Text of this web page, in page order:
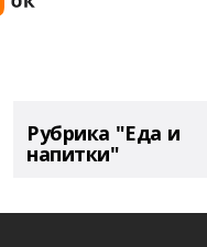
Рубрика "Еда и
напитки"